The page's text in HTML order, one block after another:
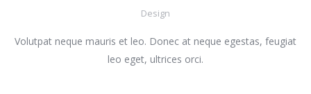
Design
Volutpat neque mauris et leo. Donec at neque egestas, feugiat
leo eget, ultrices orci.